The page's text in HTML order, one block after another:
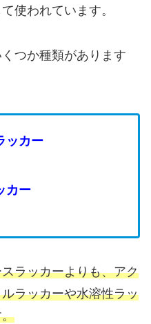
使われています。
つか種類があります
ッカー
カー
ラッカーよりも、アク
ラッカーや水溶性ラッ